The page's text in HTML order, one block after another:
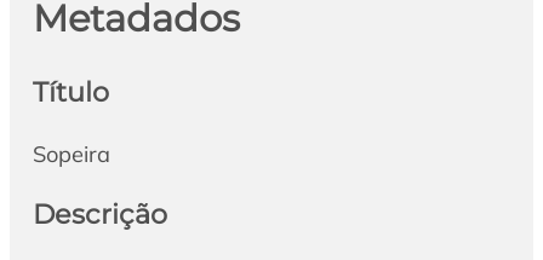
Metadados
Título
Sopeira
Descrição